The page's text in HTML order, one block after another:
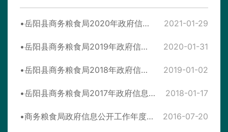
岳阳县商务粮食局2020年政府信息公开工作年度报告 2021-01-29
岳阳县商务粮食局2019年政府信息公开工作年度报告 2020-01-31
岳阳县商务粮食局2018年政府信息公开工作年度报告 2019-01-02
岳阳县商务粮食局2017年政府信息公开工作年度报告 2018-01-17
商务粮食局政府信息公开工作年度报告 2016-07-20